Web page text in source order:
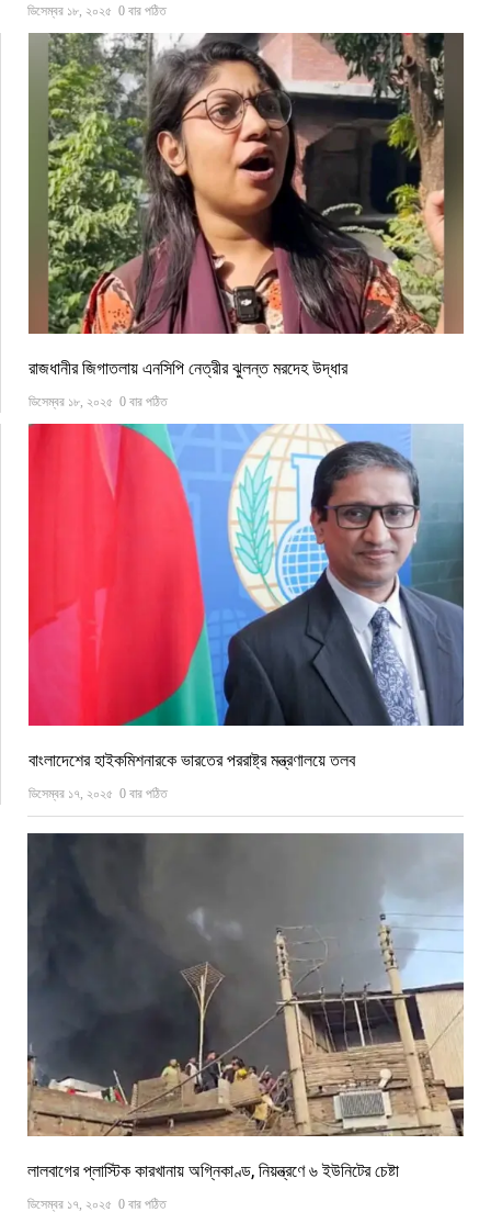
ডিসেম্বর ১৮, ২০২৫ 0 বার পঠিত
রাজধানীর জিগাতলায় এনসিপি নেত্রীর ঝুলন্ত মরদেহ উদ্ধার
ডিসেম্বর ১৮, ২০২৫ 0 বার পঠিত
বাংলাদেশের হাইকমিশনারকে ভারতের পররাষ্ট্র মন্ত্রণালয়ে তলব
ডিসেম্বর ১৭, ২০২৫ 0 বার পঠিত
লালবাগের প্লাস্টিক কারখানায় অগ্নিকাণ্ড, নিয়ন্ত্রণে ৬ ইউনিটের চেষ্টা
ডিসেম্বর ১৭, ২০২৫ 0 বার পঠিত